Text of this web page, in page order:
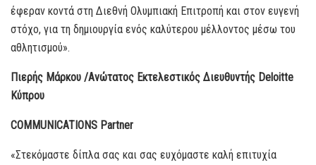
έφεραν κοντά στη Διεθνή Ολυμπιακή Επιτροπή και στον ευγενή
στόχο, για τη δημιουργία ενός καλύτερου μέλλοντος μέσω του
αθλητισμού».
Πιερής Μάρκου /Ανώτατος Εκτελεστικός Διευθυντής Deloitte
Κύπρου
COMMUNICATIONS Partner
«Στεκόμαστε δίπλα σας και σας ευχόμαστε καλή επιτυχία